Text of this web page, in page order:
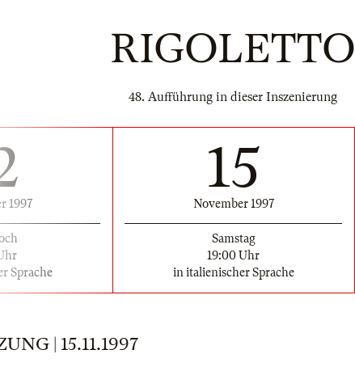
RIGOLETTO
48. Aufführung in dieser Inszenierung
1997
Sprache
15
November 1997
Samstag
19:00 Uhr
in italienischer Sprache
| 15.11.1997